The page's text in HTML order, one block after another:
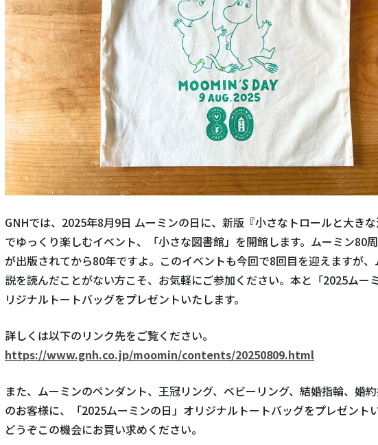
GNHでは、2025年8月9日 ムーミンの日に、新版『小さなトロールと大き
でゆっくり楽しむイベント、「小さな図書館」を開館します。ムーミン80
が出版されてから80年ですよ。このイベントも今回で8回目を迎えますが
説を読んだことがない方こそ、お気軽にご参加ください。本と「2025ムー
リジナルトートバッグをプレゼントいたします。
詳しくは以下のリンク先をご覧ください。
https://www.gnh.co.jp/moomin/contents/20250809.html
また、ムーミンのペンダント、王冠リング、ベビーリング、結婚指輪、婚
のお客様に、「2025ムーミンの日」オリジナルトートバッグをプレゼント
どうぞこの機会にお買い求めください。